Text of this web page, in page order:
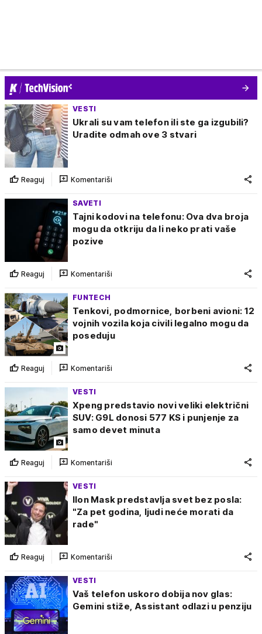
VESTI
Ukrali su vam telefon ili ste ga izgubili?
Uradite odmah ove 3 stvari
Reaguj Komentariši
SAVETI
Tajni kodovi na telefonu: Ova dva broja
mogu da otkriju da li neko prati vaše
pozive
Reaguj Komentariši
FUNTECH
Tenkovi, podmornice, borbeni avioni: 12
vojnih vozila koja civili legalno mogu da
poseduju
Reaguj Komentariši
VESTI
Xpeng predstavio novi veliki električni
SUV: G9L donosi 577 KS i punjenje za
samo devet minuta
Reaguj Komentariši
VESTI
Ilon Mask predstavlja svet bez posla:
"Za pet godina, ljudi neće morati da
rade"
Reaguj Komentariši
VESTI
Vaš telefon uskoro dobija nov glas:
Gemini stiže, Assistant odlazi u penziju